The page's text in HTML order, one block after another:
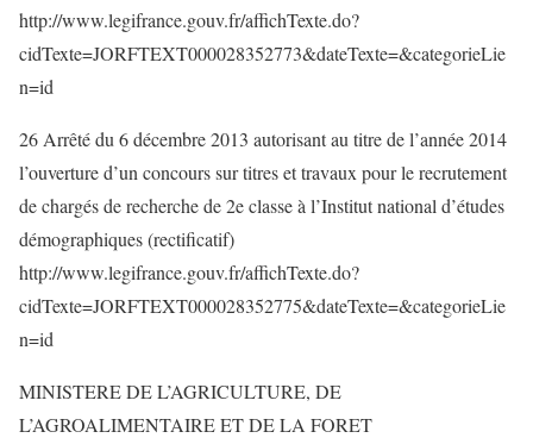
http://www.legifrance.gouv.fr/affichTexte.do?
cidTexte=JORFTEXT000028352773&dateTexte=&categorieLie
n=id
26 Arrêté du 6 décembre 2013 autorisant au titre de l’année 2014
l’ouverture d’un concours sur titres et travaux pour le recrutement
de chargés de recherche de 2e classe à l’Institut national d’études
démographiques (rectificatif)
http://www.legifrance.gouv.fr/affichTexte.do?
cidTexte=JORFTEXT000028352775&dateTexte=&categorieLie
n=id
MINISTERE DE L’AGRICULTURE, DE
L’AGROALIMENTAIRE ET DE LA FORET